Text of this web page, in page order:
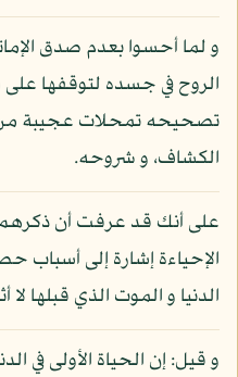
و لما أحسوا بعدم صدق
الروح في جسده لتوقفها على
تصحيحه تمحلات عجيبة من
الكشاف، و شروحه.
على أنك قد عرفت أن ذكرهم
الإحياءة إشارة إلى أسباب
الدنيا و الموت الذي قبلها لا
و قيل: إن الحياة الأولى في